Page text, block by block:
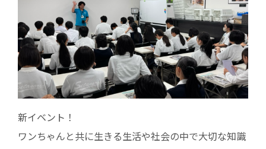
新イベント！
ワンちゃんと共に生きる生活や社会の中で大切な知識